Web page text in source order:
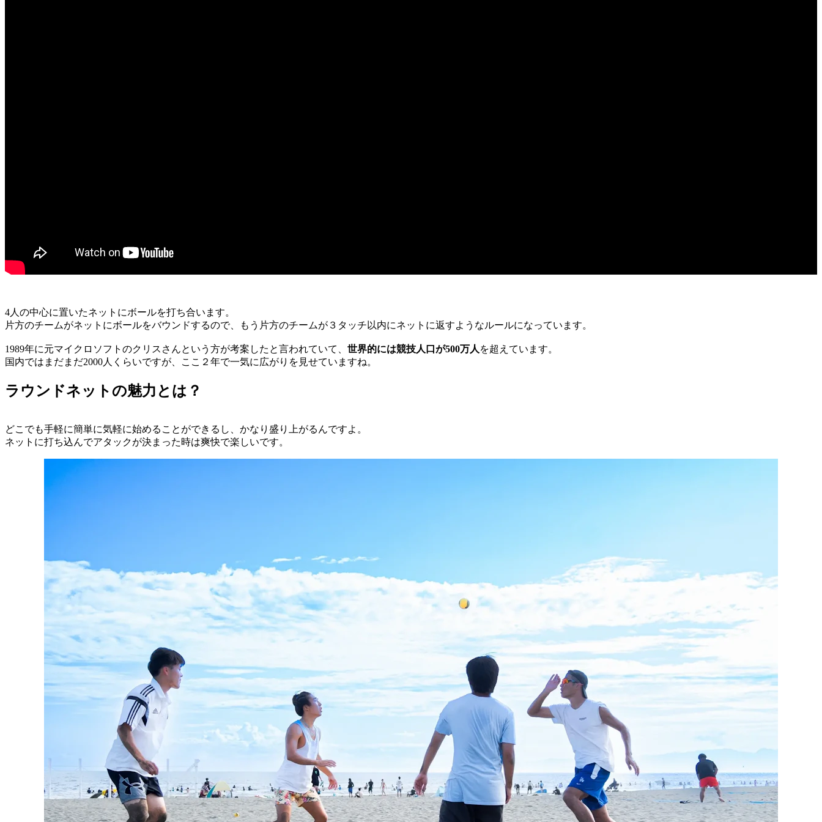
4人の中心に置いたネットにボールを打ち合います。
片方のチームがネットにボールをバウンドするので、もう片方のチームが３タッチ以内にネットに返すようなルールになっています。
1989年に元マイクロソフトのクリスさんという方が考案したと言われていて、 世界的には競技人口が500万人 を超えています。
国内ではまだまだ2000人くらいですが、ここ２年で一気に広がりを見せていますね。
ラウンドネットの魅力とは？
どこでも手軽に簡単に気軽に始めることができるし、かなり盛り上がるんですよ。
ネットに打ち込んでアタックが決まった時は爽快で楽しいです。